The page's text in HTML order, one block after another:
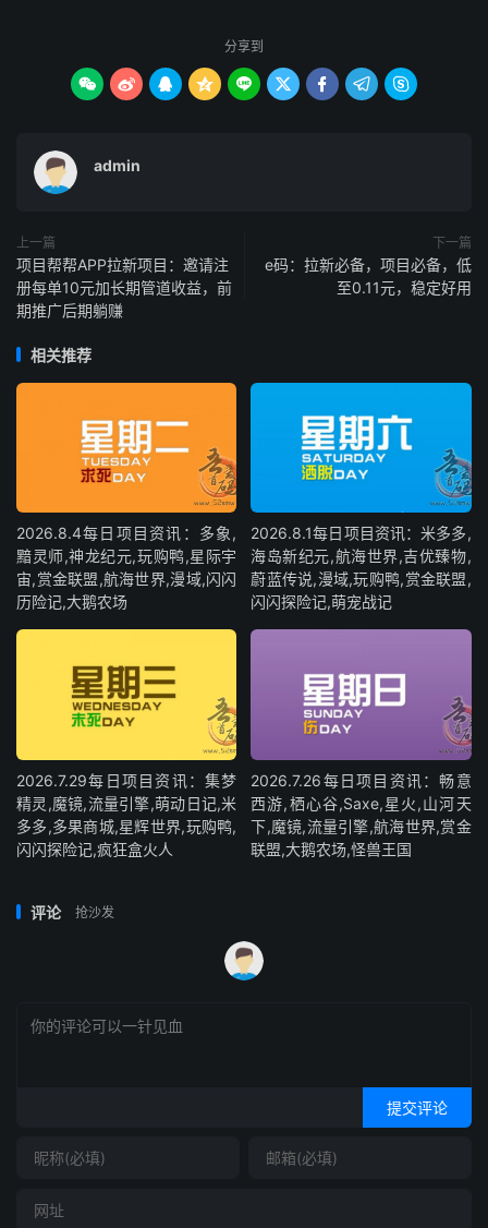
分享到
        
admin
上一篇
​​项目帮帮APP拉新项目：邀请注
册每单10元加长期管道收益，前
期推广后期躺赚​​
下一篇
e码：拉新必备，项目必备，低
至0.11元，稳定好用
相关推荐
2026.8.4每日项目资讯：多象,
黯灵师,神龙纪元,玩购鸭,星际宇
宙,赏金联盟,航海世界,漫域,闪闪
历险记,大鹅农场
2026.8.1每日项目资讯：米多多,
海岛新纪元,航海世界,吉优臻物,
蔚蓝传说,漫域,玩购鸭,赏金联盟,
闪闪探险记,萌宠战记
2026.7.29每日项目资讯：集梦
精灵,魔镜,流量引擎,萌动日记,米
多多,多果商城,星辉世界,玩购鸭,
闪闪探险记,疯狂盒火人
2026.7.26每日项目资讯：畅意
西游,栖心谷,Saxe,星火,山河天
下,魔镜,流量引擎,航海世界,赏金
联盟,大鹅农场,怪兽王国
评论 抢沙发
提交评论